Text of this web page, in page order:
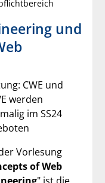
und
CWE und
werden
im SS24
Vorlesung
of Web